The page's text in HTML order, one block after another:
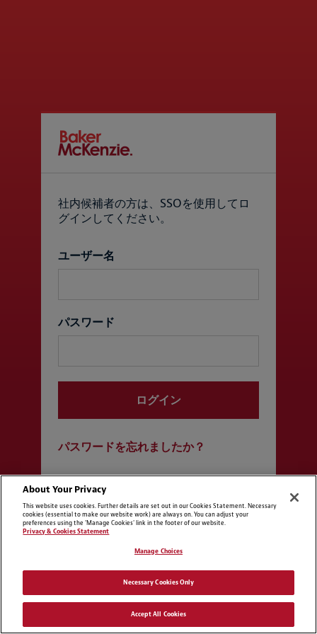
社内候補者の方は、SSOを使用してロ
グインしてください。
最終ログイン
ユーザー名
パスワード
ログイン
パスワードを忘れましたか？
SSOでログイン
About Your Privacy
This website uses cookies. Further details are set out in our Cookies Statement. Necessary
cookies (essential to make our website work) are always on. You can adjust your
preferences using the 'Manage Cookies' link in the footer of our website.
Privacy & Cookies Statement
Manage Choices
Necessary Cookies Only
Accept All Cookies